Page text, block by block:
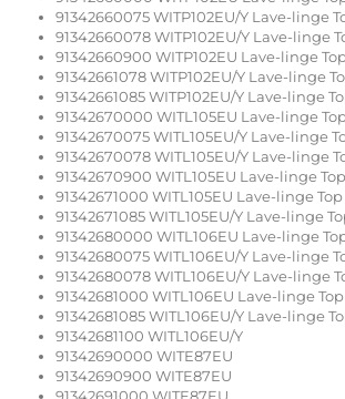
91342660075 WITP102EU/Y Lave-linge
91342660078 WITP102EU/Y Lave-linge
91342660900 WITP102EU Lave-linge
91342661078 WITP102EU/Y Lave-linge
91342661085 WITP102EU/Y Lave-linge
91342670000 WITL105EU Lave-linge
91342670075 WITL105EU/Y Lave-linge
91342670078 WITL105EU/Y Lave-linge
91342670900 WITL105EU Lave-linge Top
91342671000 WITL105EU Lave-linge Top
91342671085 WITL105EU/Y Lave-linge
91342680000 WITL106EU Lave-linge
91342680075 WITL106EU/Y Lave-linge
91342680078 WITL106EU/Y Lave-linge
91342681000 WITL106EU Lave-linge Top
91342681085 WITL106EU/Y Lave-linge
91342681100 WITL106EU/Y
91342690000 WITE87EU
91342690900 WITE87EU